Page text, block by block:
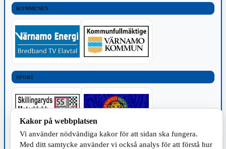
KOMMUNEN
SPORT
TILLVERKNING
Kakor på webbplatsen
Vi använder nödvändiga kakor för att sidan ska fungera.
Med ditt samtycke använder vi också analys för att förstå hur